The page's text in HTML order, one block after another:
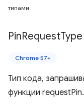
типами.
PinRequestType
Chrome 57+
Тип кода,
функции requestPin.